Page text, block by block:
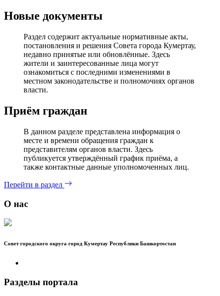
Новые документы
Раздел содержит актуальные нормативные акты,
постановления и решения Совета города Кумертау,
недавно принятые или обновлённые. Здесь
жители и заинтересованные лица могут
ознакомиться с последними изменениями в
местном законодательстве и полномочиях органов
власти.
Приём граждан
В данном разделе представлена информация о
месте и времени обращения граждан к
представителям органов власти. Здесь
публикуется утверждённый график приёма, а
также контактные данные уполномоченных лиц.
Перейти в раздел
О нас
Совет городского округа город Кумертау Республики Башкортостан
Разделы портала